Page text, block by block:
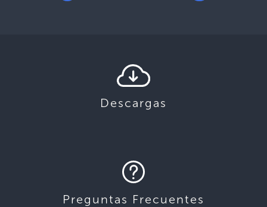
Descargas
Preguntas Frecuentes